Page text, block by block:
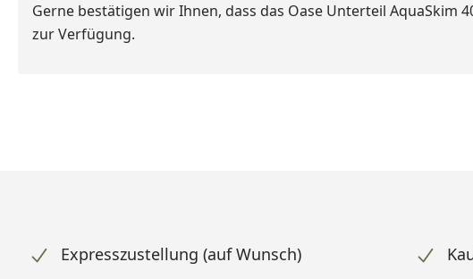
Gerne bestätigen wir Ihnen, dass das Oase Unterteil AquaSkim
zur Verfügung.
Expresszustellung (auf Wunsch)